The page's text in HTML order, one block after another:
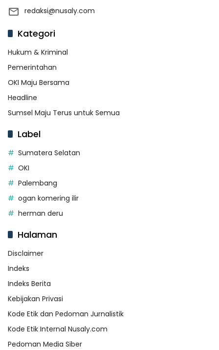
redaksi@nusaly.com
Kategori
Hukum & Kriminal
Pemerintahan
OKI Maju Bersama
Headline
Sumsel Maju Terus untuk Semua
Label
Sumatera Selatan
OKI
Palembang
ogan komering ilir
herman deru
Halaman
Disclaimer
Indeks
Indeks Berita
Kebijakan Privasi
Kode Etik dan Pedoman Jurnalistik
Kode Etik Internal Nusaly.com
Pedoman Media Siber